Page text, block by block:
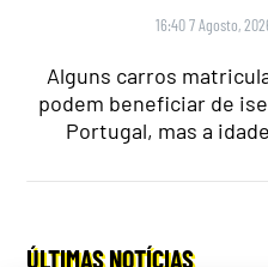
16:40 7 Agosto,
Alguns carros
podem beneficiar de
Portugal, mas a
ÚLTIMAS NOTÍCIAS